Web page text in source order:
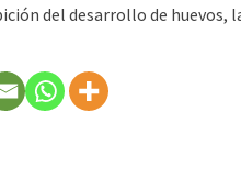
del desarrollo de huevos,